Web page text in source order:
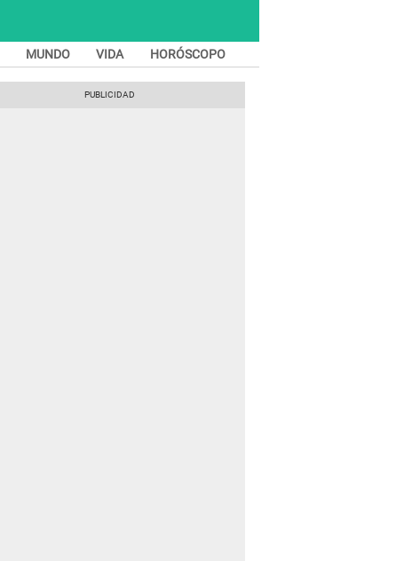
MUNDO VIDA HORÓSCOPO